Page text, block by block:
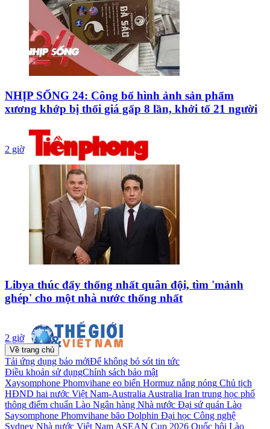
NHỊP SỐNG 24: Công bố hình ảnh sản phẩm
xương khớp bị thổi giá gấp 8 lần, khởi tố 21 người
2 giờ
Libya thúc đẩy thống nhất quân đội, tìm 'mảnh
ghép' cho một nhà nước thống nhất
2 giờ
Về trang chủ
Tải ứng dụng báo mớiĐể không bỏ sót tin tức
Điều khoản sử dụngChính sách bảo mật
Xaysomphone Phomvihane eo biển Hormuz nắng nóng Chủ tịch
HĐND hai nước Việt Nam-Australia Australia Iran trung học phổ
thông điểm chuẩn Lào Ngân hàng Nhà nước Đại sứ quán Lào
Saysomphone Phomvihane bão Dolphin Đại học Công nghệ
Sydney Nhà nước Việt Nam ASEAN Cup 2026 Quốc hội Lào